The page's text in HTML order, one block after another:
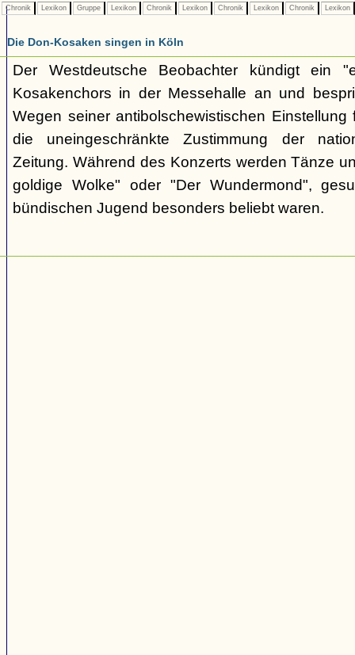
Chronik Lexikon Gruppe Lexikon Chronik Lexikon Chronik Lexikon Chronik Lexikon
Die Don-Kosaken singen in Köln
Der Westdeutsche Beobachter kündigt ein
Kosakenchors in der Messehalle an und
Wegen seiner antibolschewistischen
die uneingeschränkte Zustimmung der
Zeitung. Während des Konzerts werden Tänze
goldige Wolke" oder "Der Wundermond",
bündischen Jugend besonders beliebt waren.